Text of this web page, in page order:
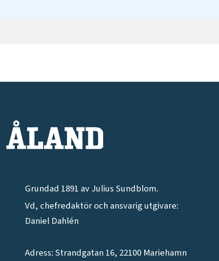
Grundad 1891 av Julius Sundblom.
Vd, chefredaktör och ansvarig utgivare:
Daniel Dahlén
Adress: Strandgatan 16, 22100 Mariehamn